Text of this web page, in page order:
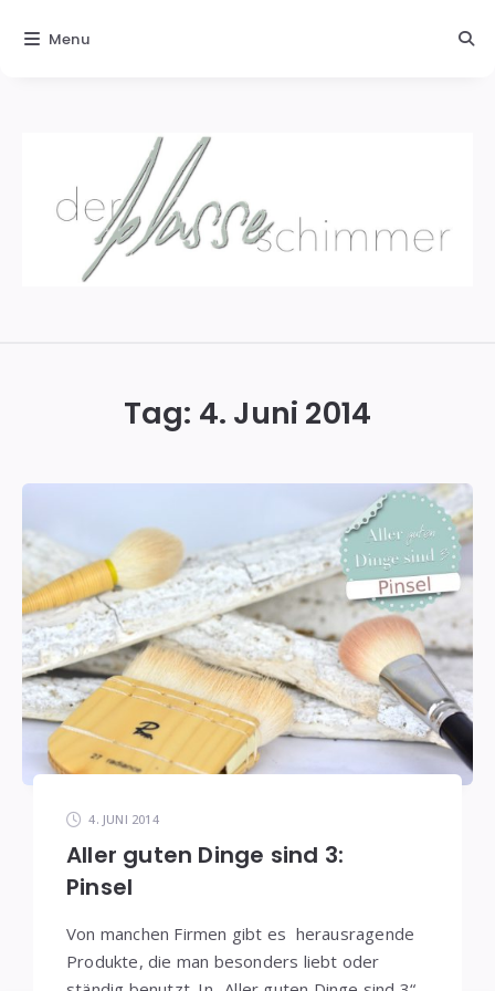
Tag: 4. Juni 2014
4. JUNI 2014
Aller guten Dinge sind 3:
Pinsel
Von manchen Firmen gibt es herausragende
Produkte, die man besonders liebt oder
Menu